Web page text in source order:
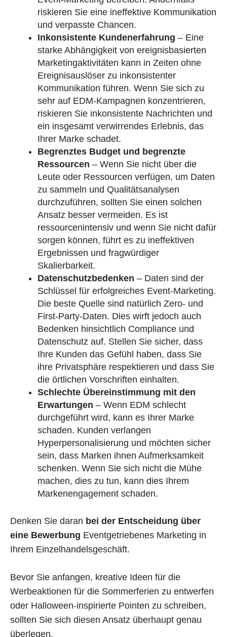
riskieren Sie eine ineffektive Kommunikation
und verpasste Chancen.
Inkonsistente Kundenerfahrung – Eine
starke Abhängigkeit von ereignisbasierten
Marketingaktivitäten kann in Zeiten ohne
Ereignisauslöser zu inkonsistenter
Kommunikation führen. Wenn Sie sich zu
sehr auf EDM-Kampagnen konzentrieren,
riskieren Sie inkonsistente Nachrichten und
ein insgesamt verwirrendes Erlebnis, das
Ihrer Marke schadet.
Begrenztes Budget und begrenzte
Ressourcen – Wenn Sie nicht über die
Leute oder Ressourcen verfügen, um Daten
zu sammeln und Qualitätsanalysen
durchzuführen, sollten Sie einen solchen
Ansatz besser vermeiden. Es ist
ressourcenintensiv und wenn Sie nicht dafür
sorgen können, führt es zu ineffektiven
Ergebnissen und fragwürdiger
Skalierbarkeit.
Datenschutzbedenken – Daten sind der
Schlüssel für erfolgreiches Event-Marketing.
Die beste Quelle sind natürlich Zero- und
First-Party-Daten. Dies wirft jedoch auch
Bedenken hinsichtlich Compliance und
Datenschutz auf. Stellen Sie sicher, dass
Ihre Kunden das Gefühl haben, dass Sie
ihre Privatsphäre respektieren und dass Sie
die örtlichen Vorschriften einhalten.
Schlechte Übereinstimmung mit den
Erwartungen – Wenn EDM schlecht
durchgeführt wird, kann es Ihrer Marke
schaden. Kunden verlangen
Hyperpersonalisierung und möchten sicher
sein, dass Marken ihnen Aufmerksamkeit
schenken. Wenn Sie sich nicht die Mühe
machen, dies zu tun, kann dies Ihrem
Markenengagement schaden.
Denken Sie daran bei der Entscheidung über
eine Bewerbung Eventgetriebenes Marketing in
Ihrem Einzelhandelsgeschäft.
Bevor Sie anfangen, kreative Ideen für die
Werbeaktionen für die Sommerferien zu entwerfen
oder Halloween-inspirierte Pointen zu schreiben,
sollten Sie sich diesen Ansatz überhaupt genau
überlegen.